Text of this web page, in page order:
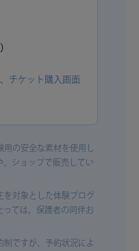
チケット購入画面
の安全な素材を使用し
ショップで販売してい
対象とした体験プログ
ては、保護者の同伴お
ですが、予約状況によ